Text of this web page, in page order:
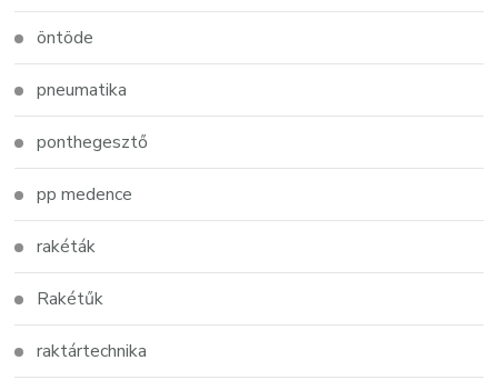
öntöde
pneumatika
ponthegesztő
pp medence
rakéták
Rakétűk
raktártechnika